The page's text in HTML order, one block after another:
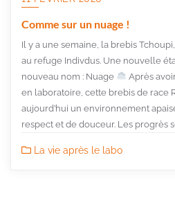
Comme sur un nuage !
Il y a une semaine, la brebis
au refuge Indivdus. Une nouvelle
nouveau nom : Nuage
Après
en laboratoire, cette brebis de race
aujourd’hui un environnement
respect et de douceur. Les progrès
La vie après le labo